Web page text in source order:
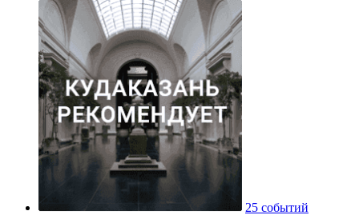
25 событий